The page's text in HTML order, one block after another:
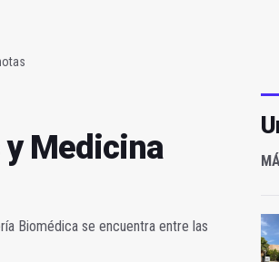
y Medicina
Biomédica se encuentra entre las